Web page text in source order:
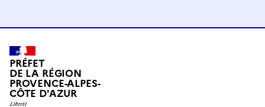
PRÉFET
DE LA RÉGION
PROVENCE-ALPES-
CÔTE D'AZUR